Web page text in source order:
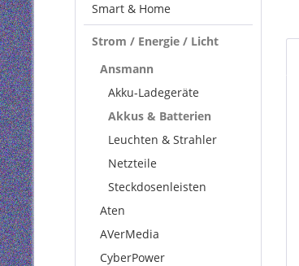
Smart & Home
Strom / Energie / Licht
Ansmann
Akku-Ladegeräte
Akkus & Batterien
Leuchten & Strahler
Netzteile
Steckdosenleisten
Aten
AVerMedia
CyberPower